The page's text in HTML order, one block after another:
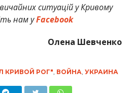
ситуацій у Кривому
нам уFacebook
Олена Шевченко
КРИВОЙ РОГ" ВОЙНА УКРАИНА